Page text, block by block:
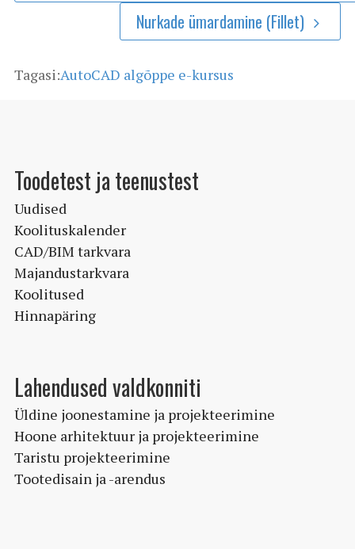
Nurkade ümardamine (Fillet)
Tagasi:AutoCAD algõppe e-kursus
Toodetest ja teenustest
Uudised
Koolituskalender
CAD/BIM tarkvara
Majandustarkvara
Koolitused
Hinnapäring
Lahendused valdkonniti
Üldine joonestamine ja projekteerimine
Hoone arhitektuur ja projekteerimine
Taristu projekteerimine
Tootedisain ja -arendus